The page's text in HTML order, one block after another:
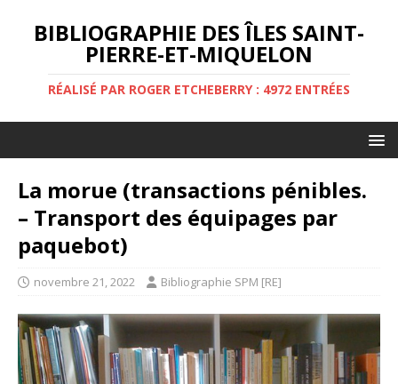
BIBLIOGRAPHIE DES ÎLES SAINT-
PIERRE-ET-MIQUELON
RÉALISÉ PAR ROGER ETCHEBERRY : 4972 ENTRÉES
La morue (transactions pénibles.
– Transport des équipages par
paquebot)
novembre 21, 2022 Bibliographie SPM [RE]